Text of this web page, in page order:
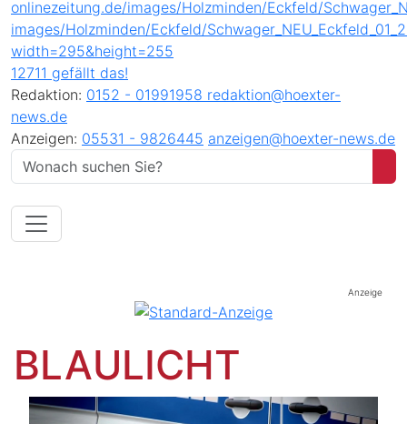
12711 gefällt das!
Redaktion: 0152 - 01991958 redaktion@hoexter-
news.de
Anzeigen: 05531 - 9826445 anzeigen@hoexter-news.de
Anzeige
BLAULICHT